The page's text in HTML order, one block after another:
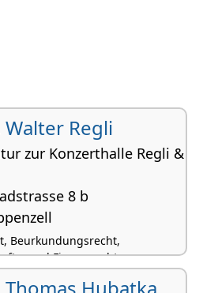
Walter Regli
zur Konzerthalle Regli &
8 b
Beurkundungsrecht,
und Firmenrecht,
Privatversicherungsrecht